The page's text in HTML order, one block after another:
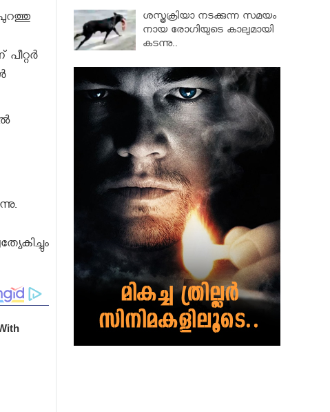
ശസ്ത്രക്രിയാ നടക്കുന്ന സമയം
നായ രോഗിയുടെ കാലുമായി
കടന്നു..